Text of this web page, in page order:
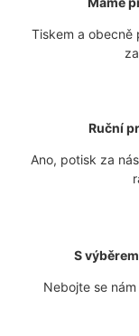
Tiskem a obecně
Ruční
Ano, potisk za
S
Nebojte se